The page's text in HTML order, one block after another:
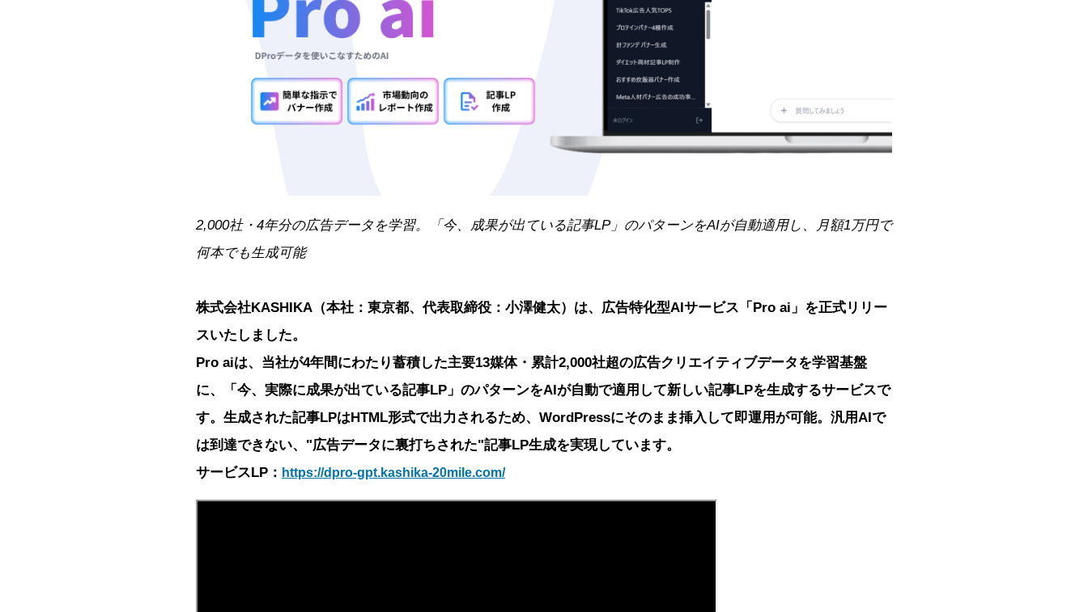
2,000社・4年分の広告データを学習。「今、成果が出ている記事LP」のパターンをAIが自動適用し、月額1万円で
何本でも生成可能
株式会社KASHIKA（本社：東京都、代表取締役：小澤健太）は、広告特化型AIサービス「Pro ai」を正式リリー
スいたしました。
Pro aiは、当社が4年間にわたり蓄積した主要13媒体・累計2,000社超の広告クリエイティブデータを学習基盤
に、「今、実際に成果が出ている記事LP」のパターンをAIが自動で適用して新しい記事LPを生成するサービスで
す。生成された記事LPはHTML形式で出力されるため、WordPressにそのまま挿入して即運用が可能。汎用AIで
は到達できない、"広告データに裏打ちされた"記事LP生成を実現しています。
サービスLP： https://dpro-gpt.kashika-20mile.com/